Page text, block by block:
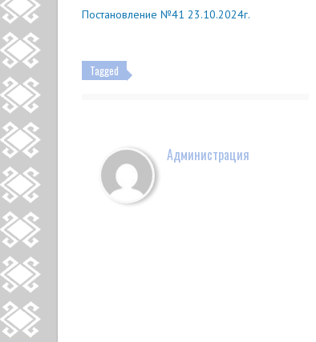
Постановление №41 23.10.2024г.
Tagged
Администрация